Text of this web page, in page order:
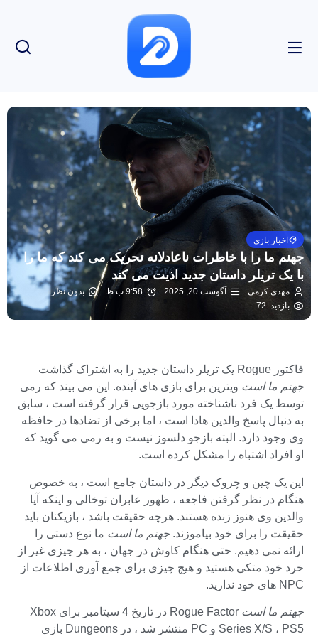
اخبار بازی
جهنم ما را با خاطرات ناعادلانه تحریک می کند که ما را
با یک تریلر داستان جدید اذیت می کند
مهدی کرمی آگوست 20, 2025 9:58 ب.ظ
بدون نظر
بازدید: 72
فاکتور Rogue یک تریلر داستان جدید را به اشتراک گذاشت
جهنم ما است ویترین برای بازی های آینده. این می بیند که رمی
توسط یک فرد ناشناخته مورد بازجویی قرار گرفته است ، سابق
به دنبال پاسخ والدین هادا است ، اما برخی از تضادها در حافظه
وی وجود دارد. البته بازجو دلسوز نیست و به رمی می گوید که
او افراد اشتباه را مشکل کرده است.
این یک چین و چروک دیگر در داستان جامع است ، به خصوص
هنگام در نظر گرفتن فاجعه ، ظهور عابران توخالی و اینکه آیا
والدین وی هنوز زنده هستند. هرچه حقیقت باشد ، بازیکنان باید
حقیقت را برای خود بیاموزند. جهنم ما است ما نوع دستی را
ارائه نمی دهیم. حتی هنگام کاوش در جهان ، به هر چیزی غیر از
خرد خود متکی هستید و هیچ چیزی برای جمع آوری اطلاعات از
NPC های خود ندارید.
جهنم ما است
Rogue Factor در تاریخ 4 سپتامبر برای Xbox
Series X/S ، PS5 و PC منتشر شد ، در Dungeons بازی